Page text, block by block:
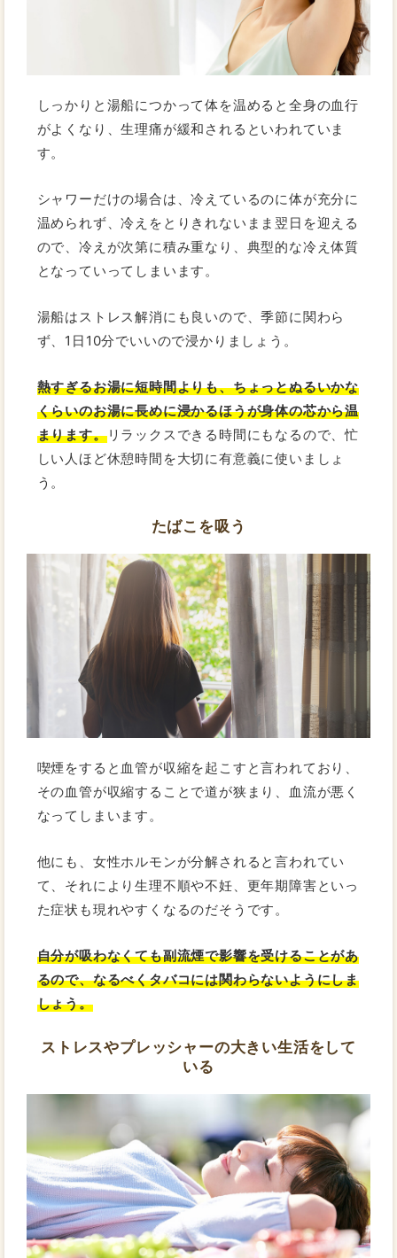
しっかりと湯船につかって体を温めると全身の血行
がよくなり、生理痛が緩和されるといわれていま
す。
シャワーだけの場合は、冷えているのに体が充分に
温められず、冷えをとりきれないまま翌日を迎える
ので、冷えが次第に積み重なり、典型的な冷え体質
となっていってしまいます。
湯船はストレス解消にも良いので、季節に関わら
ず、1日10分でいいので浸かりましょう。
熱すぎるお湯に短時間よりも、ちょっとぬるいかな
くらいのお湯に長めに浸かるほうが身体の芯から温
まります。リラックスできる時間にもなるので、忙
しい人ほど休憩時間を大切に有意義に使いましょ
う。
たばこを吸う
喫煙をすると血管が収縮を起こすと言われており、
その血管が収縮することで道が狭まり、血流が悪く
なってしまいます。
他にも、女性ホルモンが分解されると言われてい
て、それにより生理不順や不妊、更年期障害といっ
た症状も現れやすくなるのだそうです。
自分が吸わなくても副流煙で影響を受けることがあ
るので、なるべくタバコには関わらないようにしま
しょう。
ストレスやプレッシャーの大きい生活をして
いる